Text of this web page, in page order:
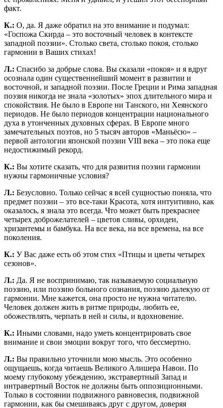
факт.
К.: О, да. Я даже обратил на это внимание и подумал:
«Госпожа Скирда – это восточный человек в контексте
западной поэзии». Столько света, столько покоя, столько
гармонии в Ваших стихах!
Л.: Спасибо за добрые слова. Вы сказали «покоя» и я вдруг
осознала один существеннейший момент в развитии и
восточной, и западной поэзии. После Греции и Рима западная
поэзия никогда не знала «золотых» эпох длительного мира и
спокойствия. Не было в Европе ни Танского, ни Хеянского
периодов. Не было периодов концентрации национального
духа в утонченных духовных сферах. В Европе много
замечательных поэтов, но 5 тысяч авторов «Маньёсю» –
первой антологии японской поэзии VIII века – это пока еще
недостижимый рекорд.
К.: Вы хотите сказать, что для развития поэзии гармонии
нужны гармоничные условия?
Л.: Безусловно. Только сейчас я всей сущностью поняла, что
предмет поэзии – это все-таки Красота, хотя интуитивно, как
оказалось, я знала это всегда. Что может быть прекраснее
четырех доброжелателей – цветов сливы, орхидеи,
хризантемы и бамбука. На все века, на все времена, на все
поколения.
К.: У Вас даже есть об этом стих «Птицы и цветы четырех
сезонов».
Л.: Да. Я не воспринимаю, так называемую социальную
поэзию, или поэзию больного сознания, поэзию далекую от
гармонии. Мне кажется, она просто не нужна читателю.
Человек должен жить в ритме природы, любить ее,
обожествлять, черпать в ней и силы, и вдохновение.
К.: Иными словами, надо уметь концентрировать свое
внимание и свои эмоции вокруг того, что бессмертно.
Л.: Вы правильно уточнили мою мысль. Это особенно
ощущаешь, когда читаешь Великого Алишера Навои. По
моему глубокому убеждению, экстравертный Запад и
интравертный Восток не должны быть оппозиционными.
Только в состоянии подвижного равновесия, подвижной
гармонии, как бы смешиваясь друг с другом, доверяя